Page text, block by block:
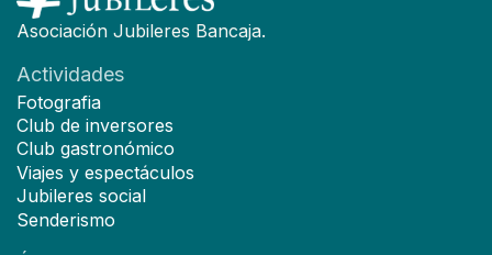
Asociación Jubileres Bancaja.
Actividades
Fotografia
Club de inversores
Club gastronómico
Viajes y espectáculos
Jubileres social
Senderismo